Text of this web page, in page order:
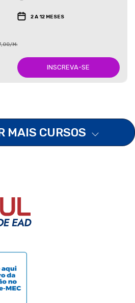
2 A 12 MESES
Mês
INSCREVA-SE
MAIS CURSOS